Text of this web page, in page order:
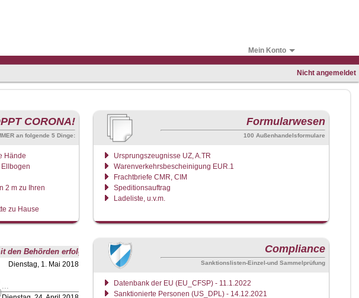
Mein Konto
Nicht angemeldet
CORONA!
an folgende 5 Dinge:
Hände
2 m zu Ihren
zu Hause
Formularwesen
100 Außenhandelsformulare
Ursprungszeugnisse UZ, A.TR
Warenverkehrsbescheinigung EUR.1
Frachtbriefe CMR, CIM
Speditionsauftrag
Ladeliste, u.v.m.
Behörden erfolgt ohne Probleme **
Dienstag, 1. Mai 2018
...
Compliance
Sanktionslisten-Einzel-und Sammelprüfung
Datenbank der EU (EU_CFSP) - 11.1.2022
Sanktionierte Personen (US_DPL) - 14.12.2021